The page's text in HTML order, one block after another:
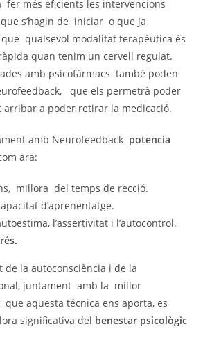
fer més eficients les intervencions
s’hagin de iniciar o que ja
qualsevol modalitat terapèutica és
quan tenim un cervell regulat.
amb psicofàrmacs també poden
que els permetrà poder
a poder retirar la medicació.
amb Neurofeedback potencia
ara:
millora del temps de recció.
d’aprenentatge.
l’assertivitat i l’autocontrol.
de la autoconsciència i de la
juntament amb la millor
aquesta técnica ens aporta, es
significativa del benestar psicològic